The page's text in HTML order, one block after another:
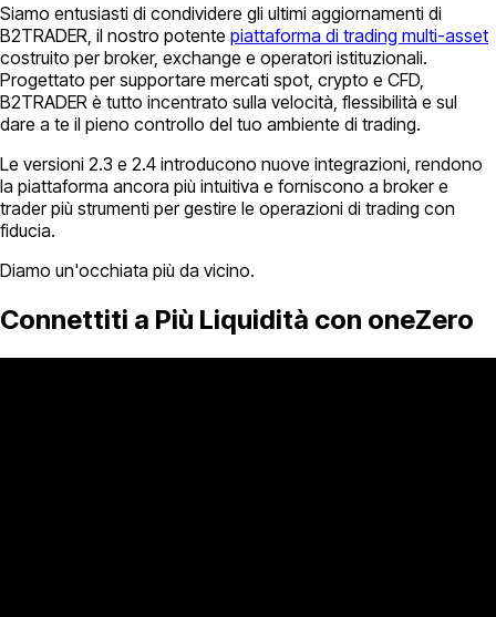
Siamo entusiasti di condividere gli ultimi aggiornamenti di
B2TRADER, il nostro potente piattaforma di trading multi-asset
costruito per broker, exchange e operatori istituzionali.
Progettato per supportare mercati spot, crypto e CFD,
B2TRADER è tutto incentrato sulla velocità, flessibilità e sul
dare a te il pieno controllo del tuo ambiente di trading.
Le versioni 2.3 e 2.4 introducono nuove integrazioni, rendono
la piattaforma ancora più intuitiva e forniscono a broker e
trader più strumenti per gestire le operazioni di trading con
fiducia.
Diamo un'occhiata più da vicino.
Connettiti a Più Liquidità con oneZero